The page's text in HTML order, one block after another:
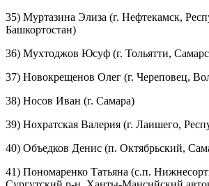
35) Муртазина Элиза (г. Нефтекамск,
Башкортостан)
36) Мухтоджов Юсуф (г. Тольятти,
37) Новокрещенов Олег (г. Череповец,
38) Носов Иван (г. Самара)
39) Нохратская Валерия (г. Лаишего,
40) Объедков Денис (п. Октябрьский,
41) Пономаренко Татьяна (с.п.